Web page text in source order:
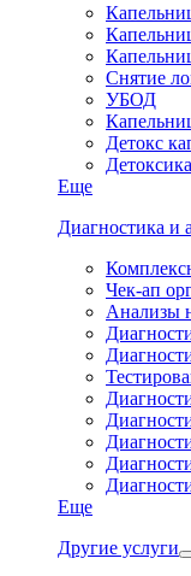
Снятие
УБОД
Детокс
Еще
Диагностика и
Чек-ап
Анализы
Еще
Другие услуги